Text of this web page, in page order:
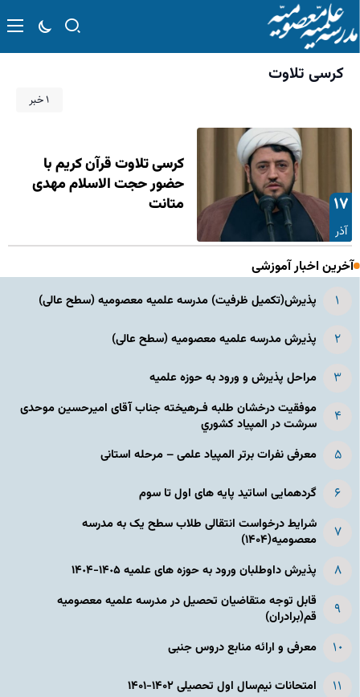
کرسی تلاوت
۱ خبر
۱۷
آذر
کرسی تلاوت قرآن کریم با
حضور حجت الاسلام مهدی
متانت
آخرین اخبار آموزشی
پذیرش(تکمیل ظرفیت) مدرسه علمیه معصومیه‌ (سطح عالی)
پذیرش مدرسه علمیه معصومیه‌ (سطح عالی)
مراحل پذیرش و ورود به حوزه علمیه
موفقیت درخشان طلبه فـرهیخته جناب آقای امیرحسین موحدی
سرشت در المپياد كشوري
معرفی نفرات برتر المپیاد علمی – مرحله استانی
گردهمایی اساتید پایه های اول تا سوم
شرایط درخواست انتقالی طلاب سطح یک به مدرسه
معصومیه(۱۴۰۴)
پذیرش داوطلبان ورود به حوزه های علمیه ١۴٠۵-١۴٠۴
قابل توجه متقاضیان تحصیل در مدرسه علمیه معصومیه
قم(برادران)
معرفی و ارائه منابع دروس جنبی
امتحانات نیم‌سال اول تحصیلی ۱۴۰۲-۱۴۰۱